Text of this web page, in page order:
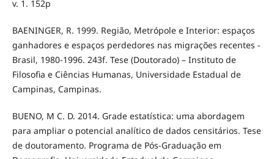
v. 1. 152p
BAENINGER, R. 1999. Região, Metrópole e Interior: espaços
ganhadores e espaços perdedores nas migrações recentes -
Brasil, 1980-1996. 243f. Tese (Doutorado) – Instituto de
Filosofia e Ciências Humanas, Universidade Estadual de
Campinas, Campinas.
BUENO, M C. D. 2014. Grade estatística: uma abordagem
para ampliar o potencial analítico de dados censitários. Tese
de doutoramento. Programa de Pós-Graduação em